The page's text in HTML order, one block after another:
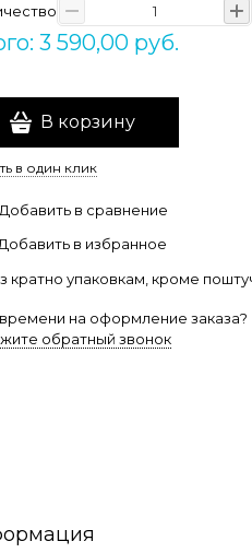
3 590,00 руб.
В корзину
в один клик
Добавить в сравнение
Добавить в избранное
кратно упаковкам, кроме
на оформление заказа?
обратный звонок